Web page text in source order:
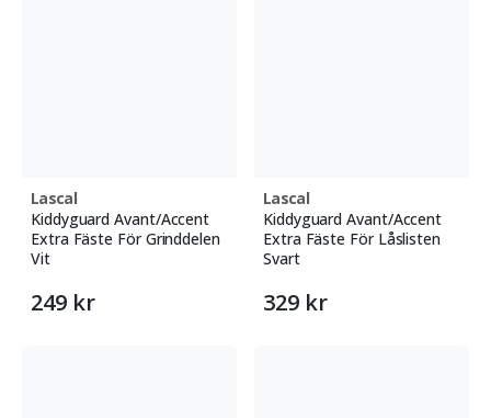
Lascal
Kiddyguard Avant/Accent
Extra Fäste För Grinddelen
Vit
249 kr
Lascal
Kiddyguard Avant/Accent
Extra Fäste För Låslisten
Svart
329 kr